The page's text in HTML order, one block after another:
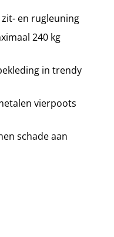
en rugleuning
240 kg
in trendy
vierpoots
schade aan